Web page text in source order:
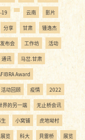
19 云南 影片
分享 甘肃 锺逸杰
发布会 工作坊 活动
通讯 马岔.甘肃
Award
活动回顾 疫情 2022
界的另一端 无止桥会讯
小窝铺 虎地坳村
览 科大 貝雷桥 展览